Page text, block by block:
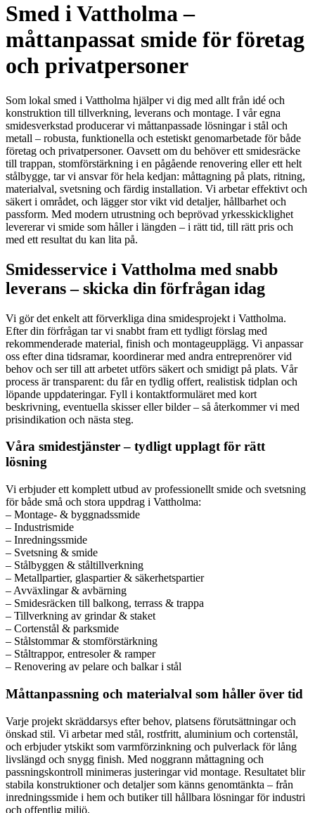
Smed i Vattholma –
måttanpassat smide för företag
och privatpersoner
Som lokal smed i Vattholma hjälper vi dig med allt från idé och
konstruktion till tillverkning, leverans och montage. I vår egna
smidesverkstad producerar vi måttanpassade lösningar i stål och
metall – robusta, funktionella och estetiskt genomarbetade för både
företag och privatpersoner. Oavsett om du behöver ett smidesräcke
till trappan, stomförstärkning i en pågående renovering eller ett helt
stålbygge, tar vi ansvar för hela kedjan: måttagning på plats, ritning,
materialval, svetsning och färdig installation. Vi arbetar effektivt och
säkert i området, och lägger stor vikt vid detaljer, hållbarhet och
passform. Med modern utrustning och beprövad yrkesskicklighet
levererar vi smide som håller i längden – i rätt tid, till rätt pris och
med ett resultat du kan lita på.
Smidesservice i Vattholma med snabb
leverans – skicka din förfrågan idag
Vi gör det enkelt att förverkliga dina smidesprojekt i Vattholma.
Efter din förfrågan tar vi snabbt fram ett tydligt förslag med
rekommenderade material, finish och montageupplägg. Vi anpassar
oss efter dina tidsramar, koordinerar med andra entreprenörer vid
behov och ser till att arbetet utförs säkert och smidigt på plats. Vår
process är transparent: du får en tydlig offert, realistisk tidplan och
löpande uppdateringar. Fyll i kontaktformuläret med kort
beskrivning, eventuella skisser eller bilder – så återkommer vi med
prisindikation och nästa steg.
Våra smidestjänster – tydligt upplagt för rätt
lösning
Vi erbjuder ett komplett utbud av professionellt smide och svetsning
för både små och stora uppdrag i Vattholma:
– Montage- & byggnadssmide
– Industrismide
– Inredningssmide
– Svetsning & smide
– Stålbyggen & ståltillverkning
– Metallpartier, glaspartier & säkerhetspartier
– Avväxlingar & avbärning
– Smidesräcken till balkong, terrass & trappa
– Tillverkning av grindar & staket
– Cortenstål & parksmide
– Stålstommar & stomförstärkning
– Ståltrappor, entresoler & ramper
– Renovering av pelare och balkar i stål
Måttanpassning och materialval som håller över tid
Varje projekt skräddarsys efter behov, platsens förutsättningar och
önskad stil. Vi arbetar med stål, rostfritt, aluminium och cortenstål,
och erbjuder ytskikt som varmförzinkning och pulverlack för lång
livslängd och snygg finish. Med noggrann måttagning och
passningskontroll minimeras justeringar vid montage. Resultatet blir
stabila konstruktioner och detaljer som känns genomtänkta – från
inredningssmide i hem och butiker till hållbara lösningar för industri
och offentlig miljö.